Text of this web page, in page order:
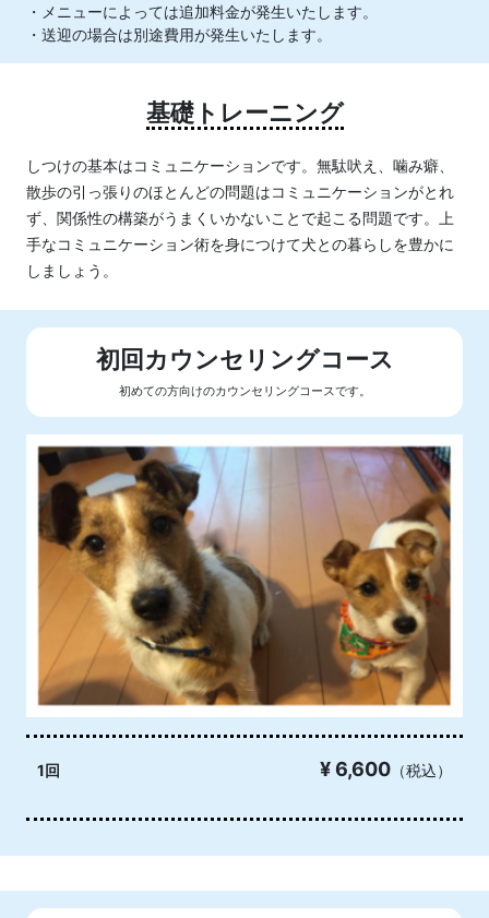
・メニューによっては追加料金が発生いたします。
・送迎の場合は別途費用が発生いたします。
基礎トレーニング
しつけの基本はコミュニケーションです。無駄吠え、噛み癖、
散歩の引っ張りのほとんどの問題はコミュニケーションがとれ
ず、関係性の構築がうまくいかないことで起こる問題です。上
手なコミュニケーション術を身につけて犬との暮らしを豊かに
しましょう。
初回カウンセリングコース
初めての方向けのカウンセリングコースです。
1回 ¥ 6,600（税込）